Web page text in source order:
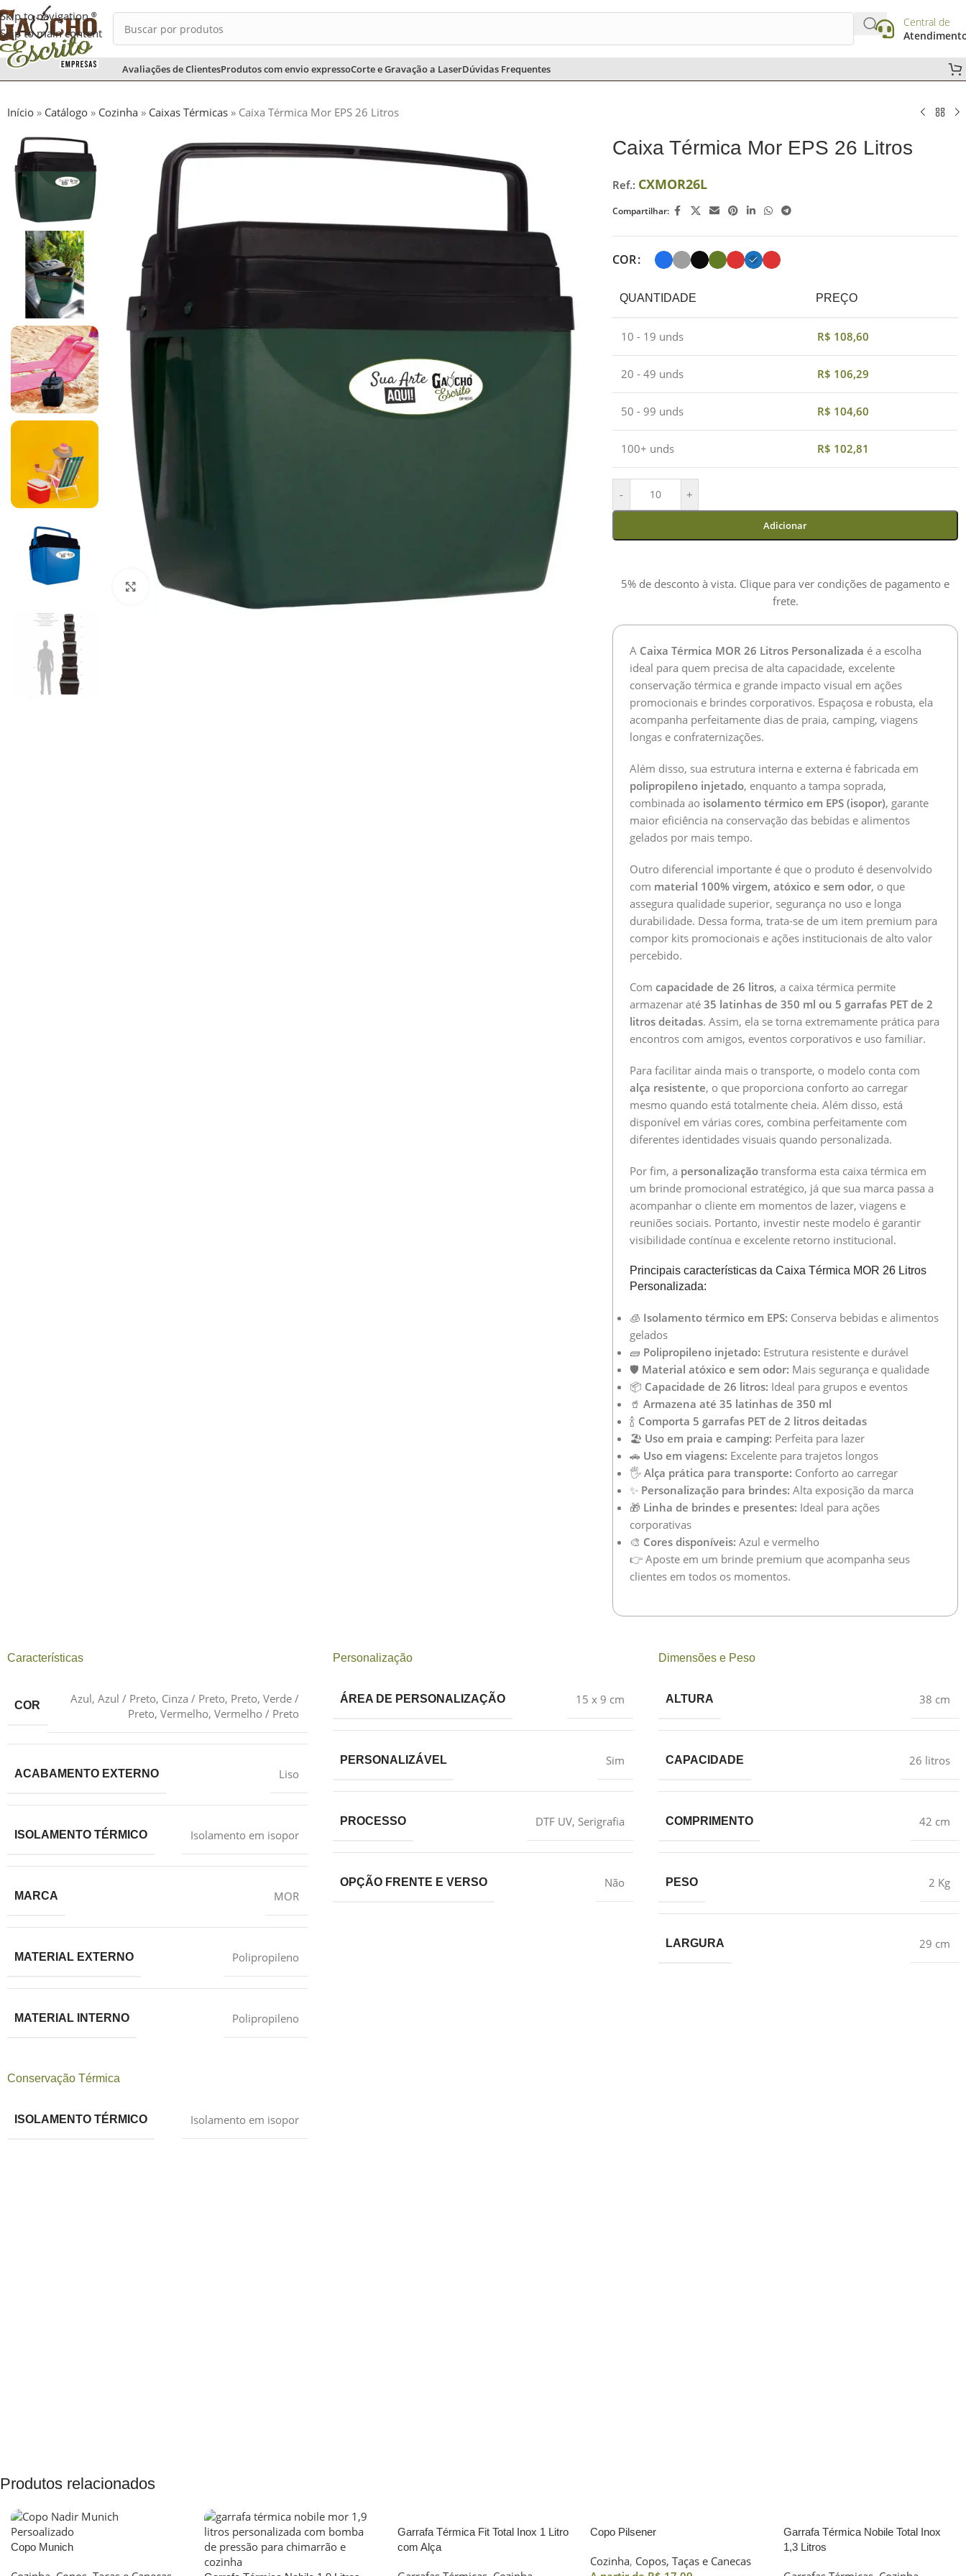
Skip to navigation
Skip to main content
Central de
Avaliações de ClientesProdutos com envio expressoCorte e Gravação a LaserDúvidas Frequentes
CHURRASCOCHIMARRÃO E TERERÊCOZINHA
Início » Catálogo » Cozinha » Caixas Térmicas » Caixa Térmica Mor EPS 26 Litros
Ampliar
Caixa Térmica Mor EPS 26 Litros
Ref.: CXMOR26L
Compartilhar:
COR
QUANTIDADE PREÇO
10 - 19 unds R$ 108,60
20 - 49 unds R$ 106,29
50 - 99 unds R$ 104,60
100+ unds R$ 102,81
- +
Adicionar
5% de desconto à vista. Clique para ver condições de pagamento e
frete.
A Caixa Térmica MOR 26 Litros Personalizada é a escolha
ideal para quem precisa de alta capacidade, excelente
conservação térmica e grande impacto visual em ações
promocionais e brindes corporativos. Espaçosa e robusta, ela
acompanha perfeitamente dias de praia, camping, viagens
longas e confraternizações.
Além disso, sua estrutura interna e externa é fabricada em
polipropileno injetado, enquanto a tampa soprada,
combinada ao isolamento térmico em EPS (isopor), garante
maior eficiência na conservação das bebidas e alimentos
gelados por mais tempo.
Outro diferencial importante é que o produto é desenvolvido
com material 100% virgem, atóxico e sem odor, o que
assegura qualidade superior, segurança no uso e longa
durabilidade. Dessa forma, trata-se de um item premium para
compor kits promocionais e ações institucionais de alto valor
percebido.
Com capacidade de 26 litros, a caixa térmica permite
armazenar até 35 latinhas de 350 ml ou 5 garrafas PET de 2
litros deitadas. Assim, ela se torna extremamente prática para
encontros com amigos, eventos corporativos e uso familiar.
Para facilitar ainda mais o transporte, o modelo conta com
alça resistente, o que proporciona conforto ao carregar
mesmo quando está totalmente cheia. Além disso, está
disponível em várias cores, combina perfeitamente com
diferentes identidades visuais quando personalizada.
Por fim, a personalizaçãotransforma esta caixa térmica em
um brinde promocional estratégico, já que sua marca passa a
acompanhar o cliente em momentos de lazer, viagens e
reuniões sociais. Portanto, investir neste modelo é garantir
visibilidade contínua e excelente retorno institucional.
Principais características da Caixa Térmica MOR 26 Litros
Personalizada:
🧊 Isolamento térmico em EPS: Conserva bebidas e alimentos
gelados
🧱 Polipropileno injetado: Estrutura resistente e durável
🛡️ Material atóxico e sem odor: Mais segurança e qualidade
📦 Capacidade de 26 litros: Ideal para grupos e eventos
🥤 Armazena até 35 latinhas de 350 ml
🍾 Comporta 5 garrafas PET de 2 litros deitadas
🏖️ Uso em praia e camping: Perfeita para lazer
🚗 Uso em viagens: Excelente para trajetos longos
🖐️ Alça prática para transporte: Conforto ao carregar
✨ Personalização para brindes: Alta exposição da marca
🎁 Linha de brindes e presentes: Ideal para ações
corporativas
🎨 Cores disponíveis: Azul e vermelho
👉 Aposte em um brinde premium que acompanha seus
clientes em todos os momentos.
Características
COR Azul, Azul / Preto, Cinza / Preto, Preto, Verde /
Preto, Vermelho, Vermelho / Preto
ACABAMENTO EXTERNO Liso
ISOLAMENTO TÉRMICO Isolamento em isopor
MARCA MOR
MATERIAL EXTERNO Polipropileno
MATERIAL INTERNO Polipropileno
Personalização
ÁREA DE PERSONALIZAÇÃO 15 x 9 cm
PERSONALIZÁVEL Sim
PROCESSO DTF UV, Serigrafia
OPÇÃO FRENTE E VERSO Não
Dimensões e Peso
ALTURA 38 cm
CAPACIDADE 26 litros
COMPRIMENTO 42 cm
PESO 2 Kg
LARGURA 29 cm
Conservação Térmica
ISOLAMENTO TÉRMICO Isolamento em isopor
Produtos relacionados
Copo Munich
Garrafa Térmica Fit Total Inox 1 Litro
com Alça
Copo Pilsener
Cozinha, Copos, Taças e Canecas
Garrafa Térmica Nobile Total Inox
1,3 Litros